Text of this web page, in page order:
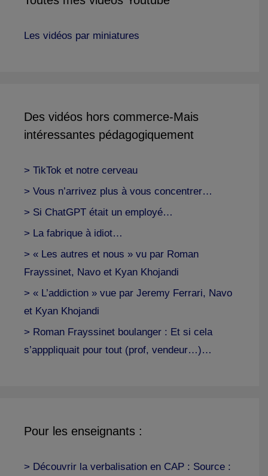
Les vidéos par miniatures
Des vidéos hors commerce-Mais
intéressantes pédagogiquement
> TikTok et notre cerveau
> Vous n’arrivez plus à vous concentrer…
> Si ChatGPT était un employé…
> La fabrique à idiot…
> « Les autres et nous » vu par Roman
Frayssinet, Navo et Kyan Khojandi
> « L’addiction » vue par Jeremy Ferrari, Navo
et Kyan Khojandi
> Roman Frayssinet boulanger : Et si cela
s’apppliquait pour tout (prof, vendeur…)…
Pour les enseignants :
> Découvrir la verbalisation en CAP : Source :